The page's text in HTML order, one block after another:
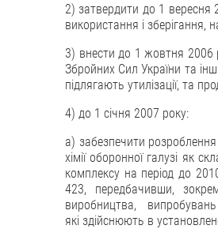
2) затвердити до 1 вересня
використання і зберігання,
3) внести до 1 жовтня 2006
Збройних Сил України та
підлягають утилізації, та
4) до 1 січня 2007 року:
а) забезпечити розроблення
хімії оборонної галузі як
комплексу на період до
423, передбачивши,
виробництва,
які здійснюють в